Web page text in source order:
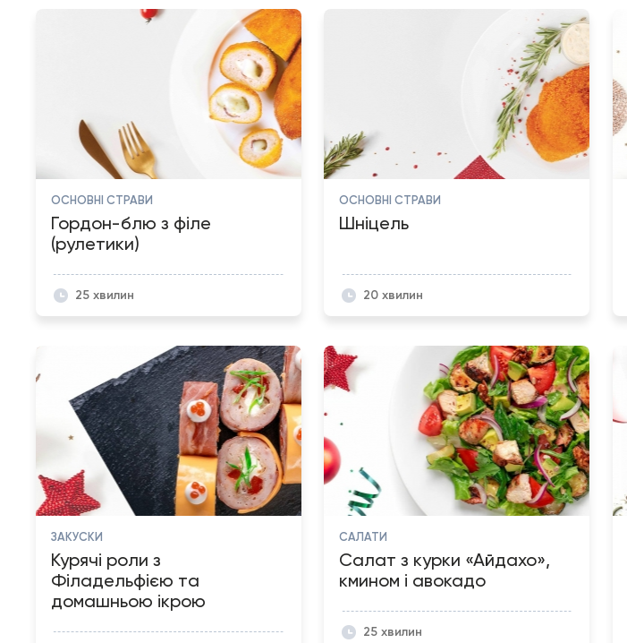
ОСНОВНІ СТРАВИ
Гордон-блю з філе
(рулетики)
25 хвилин
ОСНОВНІ СТРАВИ
Шніцель
20 хвилин
ЗАКУСКИ
Курячі роли з
Філадельфією та
домашньою ікрою
САЛАТИ
Салат з курки «Айдахо»,
кмином і авокадо
25 хвилин